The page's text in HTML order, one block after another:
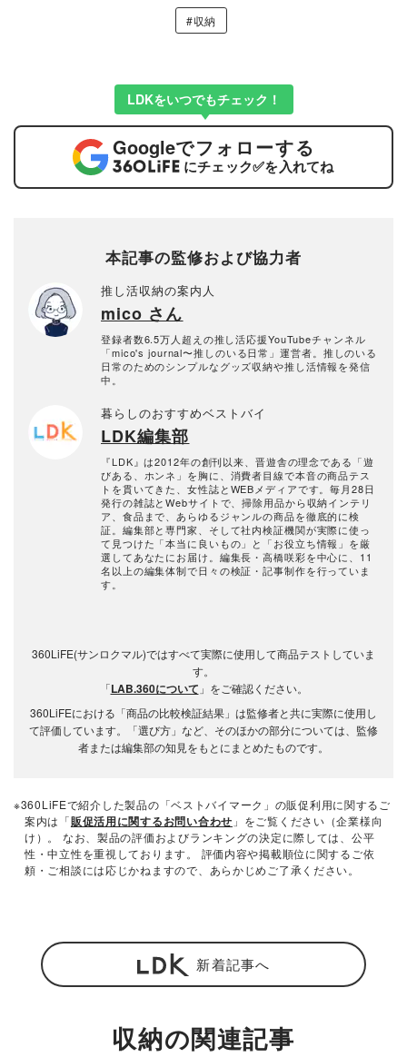
#収納
LDKをいつでもチェック！
Googleでフォローする
にチェック✅を入れてね
本記事の監修および協力者
推し活収納の案内人
mico さん
登録者数6.5万人超えの推し活応援YouTubeチャンネル
「mico's journal〜推しのいる日常」運営者。推しのいる
日常のためのシンプルなグッズ収納や推し活情報を発信
中。
暮らしのおすすめベストバイ
LDK編集部
『LDK』は2012年の創刊以来、晋遊舎の理念である「遊
びある、ホンネ」を胸に、消費者目線で本音の商品テス
トを貫いてきた、女性誌とWEBメディアです。毎月28日
発行の雑誌とWebサイトで、掃除用品から収納インテリ
ア、食品まで、あらゆるジャンルの商品を徹底的に検
証。編集部と専門家、そして社内検証機関が実際に使っ
て見つけた「本当に良いもの」と「お役立ち情報」を厳
選してあなたにお届け。編集長・高橋咲彩を中心に、11
名以上の編集体制で日々の検証・記事制作を行っていま
す。
360LiFE(サンロクマル)ではすべて実際に使用して商品テストしていま
す。
「LAB.360について 」をご確認ください。
360LiFEにおける「商品の比較検証結果」は監修者と共に実際に使用し
て評価しています。「選び方」など、そのほかの部分については、監修
者または編集部の知見をもとにまとめたものです。
※360LiFEで紹介した製品の「ベストバイマーク」の販促利用に関するご
案内は「販促活用に関するお問い合わせ 」をご覧ください（企業様向
け）。 なお、製品の評価およびランキングの決定に際しては、公平
性・中立性を重視しております。 評価内容や掲載順位に関するご依
頼・ご相談には応じかねますので、あらかじめご了承ください。
新着記事へ
収納の関連記事